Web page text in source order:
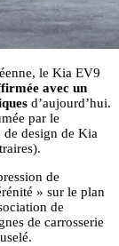
le Kia EV9
avec un
d’aujourd’hui.
par le
de design de Kia
de
» sur le plan
de
de carrosserie